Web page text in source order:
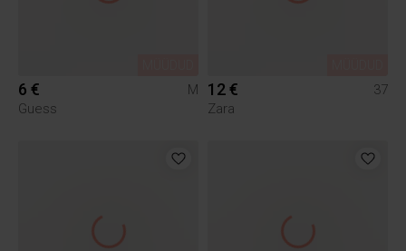
6 €
M
Guess
12 €
37
Zara